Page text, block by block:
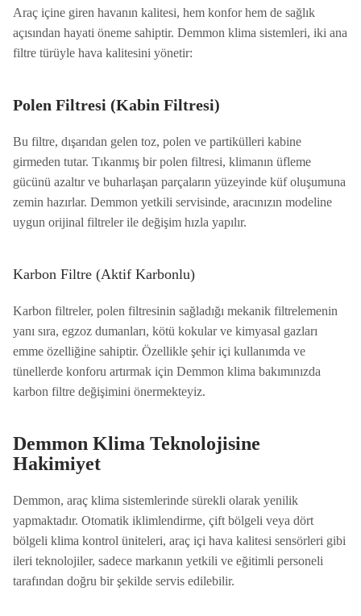
Araç içine giren havanın kalitesi, hem konfor hem de sağlık
açısından hayati öneme sahiptir. Demmon klima sistemleri, iki ana
filtre türüyle hava kalitesini yönetir:
Polen Filtresi (Kabin Filtresi)
Bu filtre, dışarıdan gelen toz, polen ve partikülleri kabine
girmeden tutar. Tıkanmış bir polen filtresi, klimanın üfleme
gücünü azaltır ve buharlaşan parçaların yüzeyinde küf oluşumuna
zemin hazırlar. Demmon yetkili servisinde, aracınızın modeline
uygun orijinal filtreler ile değişim hızla yapılır.
Karbon Filtre (Aktif Karbonlu)
Karbon filtreler, polen filtresinin sağladığı mekanik filtrelemenin
yanı sıra, egzoz dumanları, kötü kokular ve kimyasal gazları
emme özelliğine sahiptir. Özellikle şehir içi kullanımda ve
tünellerde konforu artırmak için Demmon klima bakımınızda
karbon filtre değişimini önermekteyiz.
Demmon Klima Teknolojisine
Hakimiyet
Demmon, araç klima sistemlerinde sürekli olarak yenilik
yapmaktadır. Otomatik iklimlendirme, çift bölgeli veya dört
bölgeli klima kontrol üniteleri, araç içi hava kalitesi sensörleri gibi
ileri teknolojiler, sadece markanın yetkili ve eğitimli personeli
tarafından doğru bir şekilde servis edilebilir.